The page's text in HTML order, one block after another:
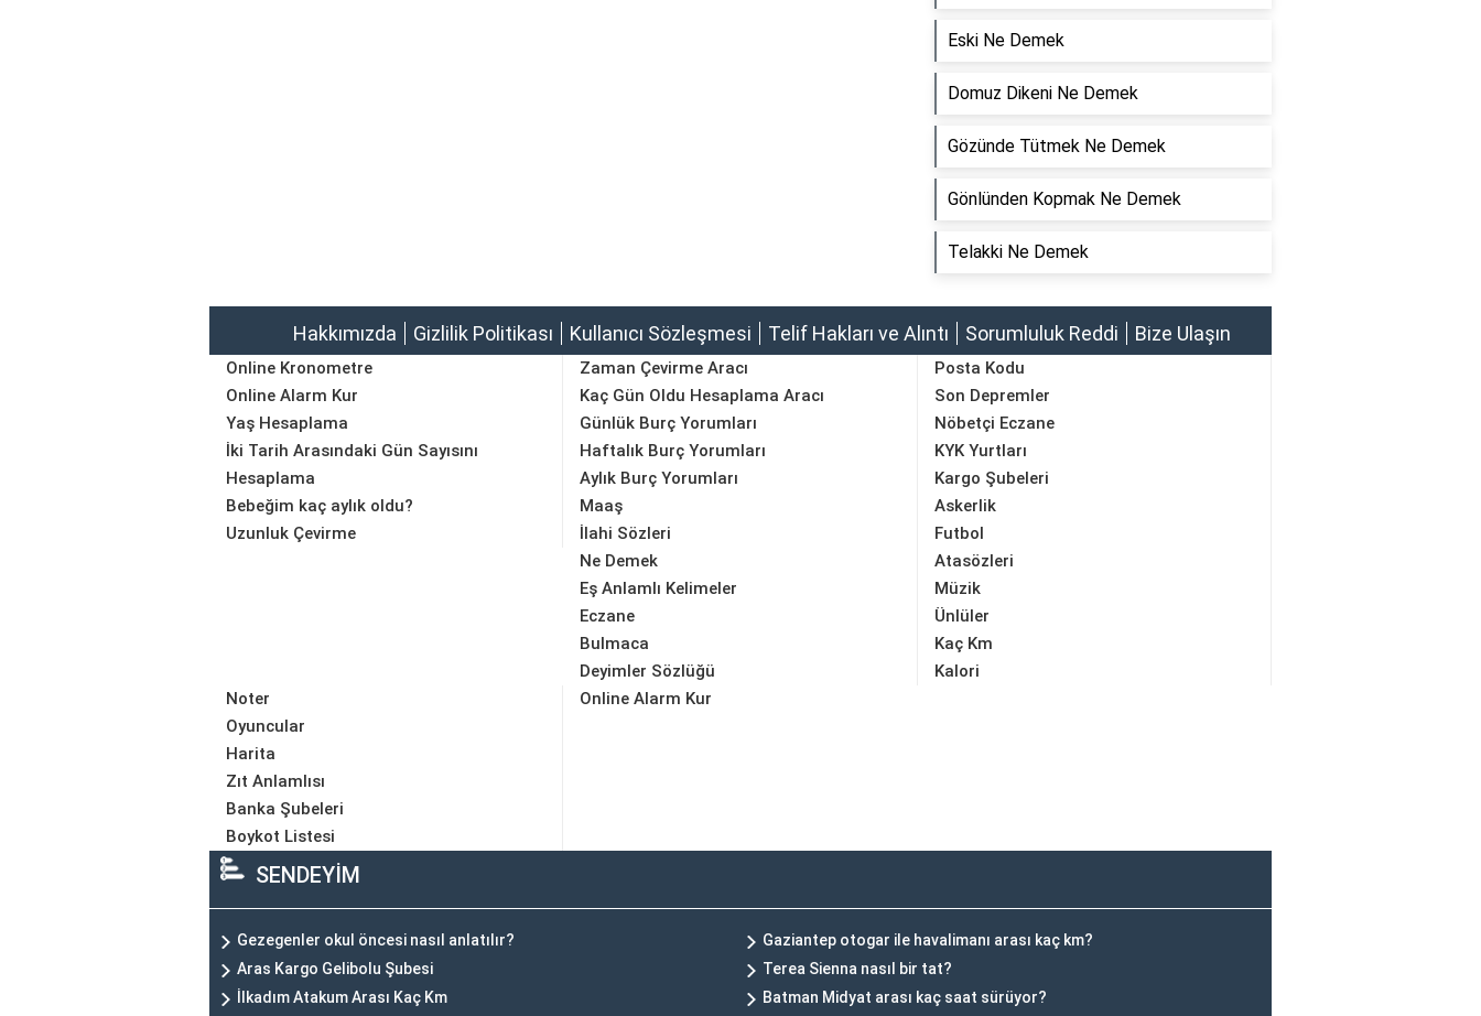
Eski Ne Demek
Domuz Dikeni Ne Demek
Gözünde Tütmek Ne Demek
Gönlünden Kopmak Ne Demek
Telakki Ne Demek
Hakkımızda Gizlilik Politikası Kullanıcı Sözleşmesi Telif Hakları ve Alıntı Sorumluluk Reddi Bize Ulaşın
Online Kronometre
Online Alarm Kur
Yaş Hesaplama
İki Tarih Arasındaki Gün Sayısını
Hesaplama
Bebeğim kaç aylık oldu?
Uzunluk Çevirme
Zaman Çevirme Aracı
Kaç Gün Oldu Hesaplama Aracı
Günlük Burç Yorumları
Haftalık Burç Yorumları
Aylık Burç Yorumları
Maaş
Posta Kodu
Son Depremler
Nöbetçi Eczane
KYK Yurtları
Kargo Şubeleri
Askerlik
İlahi Sözleri
Ne Demek
Eş Anlamlı Kelimeler
Eczane
Bulmaca
Deyimler Sözlüğü
Futbol
Atasözleri
Müzik
Ünlüler
Kaç Km
Kalori
Noter
Oyuncular
Harita
Zıt Anlamlısı
Banka Şubeleri
Boykot Listesi
Online Alarm Kur
SENDEYİM
Gezegenler okul öncesi nasıl anlatılır?
Gaziantep otogar ile havalimanı arası kaç km?
Aras Kargo Gelibolu Şubesi
Terea Sienna nasıl bir tat?
İlkadım Atakum Arası Kaç Km
Batman Midyat arası kaç saat sürüyor?